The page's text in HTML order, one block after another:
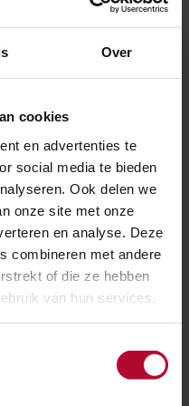
Over
cookies
en advertenties te
social media te bieden
Ook delen we
onze site met onze
en analyse. Deze
combineren met andere
of die ze hebben
van hun services.
in, waarbij we
vooraf toetsen aan
tweede maatregel is dat
uitvoeren.
Kijfhoek aan,
Kijfhoek